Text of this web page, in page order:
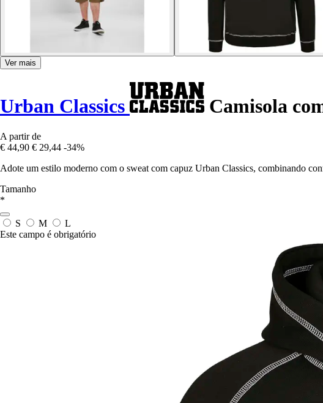
Ver mais
Urban Classics Camisola
A partir de
€ 44,90 € 29,44 -34%
Adote um estilo moderno com o sweat com capuz Urban Classics, combinando
Tamanho
*
S M
L
Este campo é obrigatório